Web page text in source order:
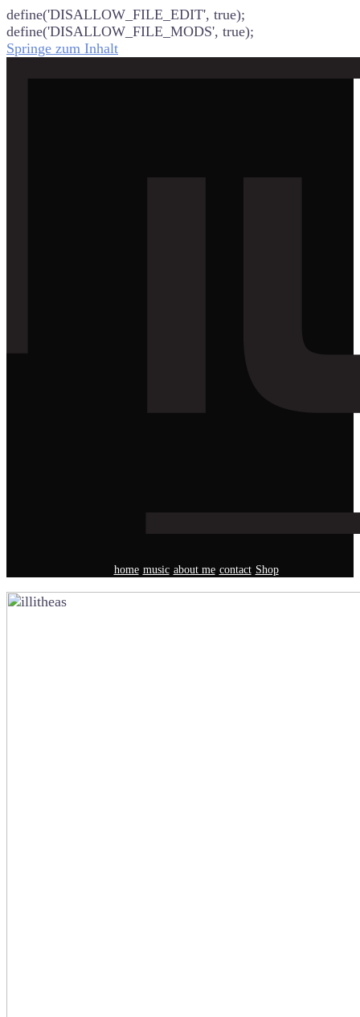
define('DISALLOW_FILE_EDIT', true);
define('DISALLOW_FILE_MODS', true);
Springe zum Inhalt
home music about me contact Shop